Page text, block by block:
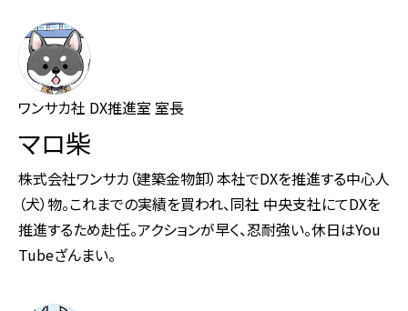
ワンサカ社 DX推進室 室長
マロ柴
株式会社ワンサカ（建築金物卸）本社でDXを推進する中心人
（犬）物。これまでの実績を買われ、同社 中央支社にてDXを
推進するため赴任。アクションが早く、忍耐強い。休日はYou
Tubeざんまい。